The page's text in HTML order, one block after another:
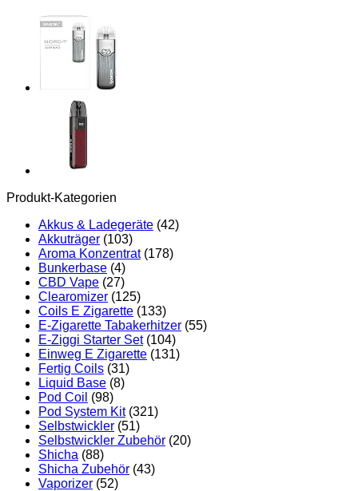
Produkt-Kategorien
Akkus & Ladegeräte (42)
Akkuträger (103)
Aroma Konzentrat (178)
Bunkerbase (4)
CBD Vape (27)
Clearomizer (125)
Coils E Zigarette (133)
E-Zigarette Tabakerhitzer (55)
E-Ziggi Starter Set (104)
Einweg E Zigarette (131)
Fertig Coils (31)
Liquid Base (8)
Pod Coil (98)
Pod System Kit (321)
Selbstwickler (51)
Selbstwickler Zubehör (20)
Shicha (88)
Shicha Zubehör (43)
Vaporizer (52)